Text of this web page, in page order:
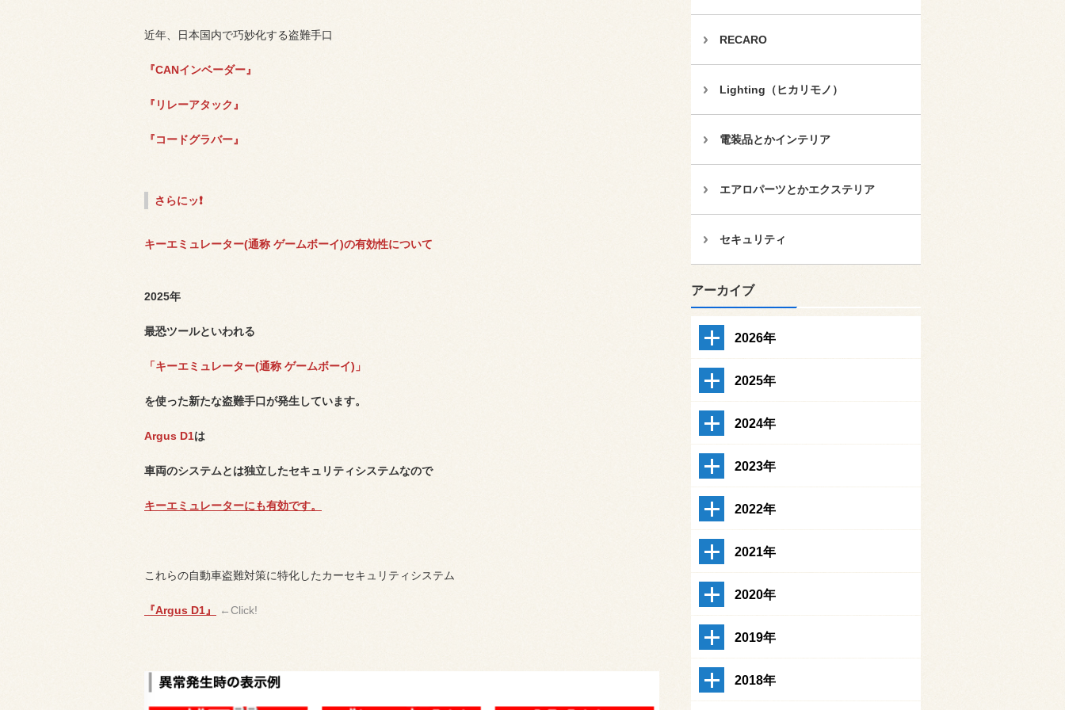
近年、日本国内で巧妙化する盗難手口
『CANインベーダー』
『リレーアタック』
『コードグラバー』
さらにッ❗
キーエミュレーター(通称 ゲームボーイ)の有効性について
2025年
最恐ツールといわれる
「キーエミュレーター(通称 ゲームボーイ)」
を使った新たな盗難手口が発生しています。
Argus D1は
車両のシステムとは独立したセキュリティシステムなので
キーエミュレーターにも有効です。
これらの自動車盗難対策に特化したカーセキュリティシステム
『Argus D1』 ←Click!
RECARO
Lighting（ヒカリモノ）
電装品とかインテリア
エアロパーツとかエクステリア
セキュリティ
アーカイブ
2026年
2025年
2024年
2023年
2022年
2021年
2020年
2019年
2018年